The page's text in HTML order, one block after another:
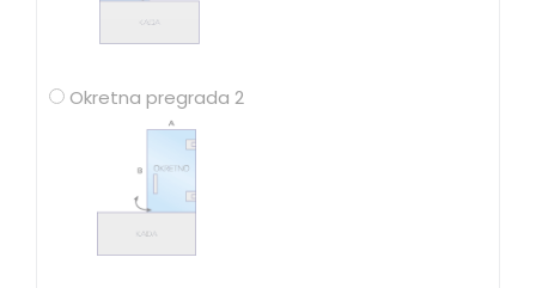
Okretna pregrada 2